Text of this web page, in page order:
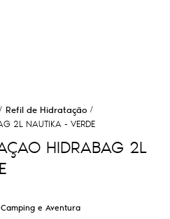
Refil de Hidratação
2L NAUTIKA - VERDE
HIDRABAG 2L
Camping e Aventura